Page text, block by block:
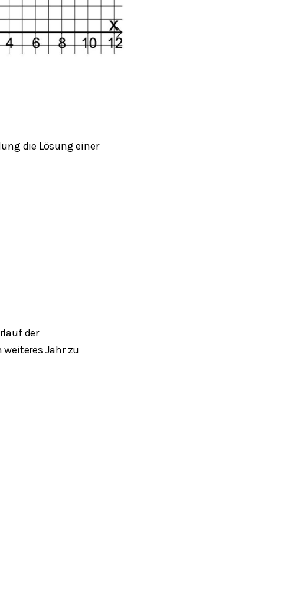
die Lösung einer
der
Jahr zu